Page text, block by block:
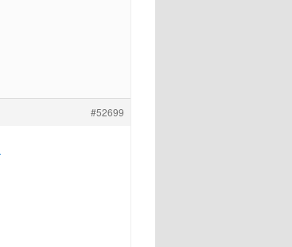
#52699